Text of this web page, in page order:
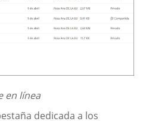
en línea
dedicada a los